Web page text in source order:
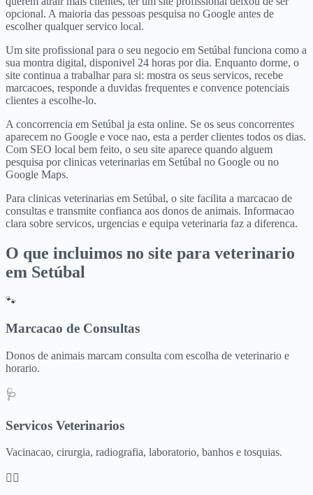
opcional. A maioria das pessoas pesquisa no Google antes de
escolher qualquer servico local.
Um site profissional para o seu negocio em Setúbal funciona como a
sua montra digital, disponivel 24 horas por dia. Enquanto dorme, o
site continua a trabalhar para si: mostra os seus servicos, recebe
marcacoes, responde a duvidas frequentes e convence potenciais
clientes a escolhe-lo.
A concorrencia em Setúbal ja esta online. Se os seus concorrentes
aparecem no Google e voce nao, esta a perder clientes todos os dias.
Com SEO local bem feito, o seu site aparece quando alguem
pesquisa por clinicas veterinarias em Setúbal no Google ou no
Google Maps.
Para clinicas veterinarias em Setúbal, o site facilita a marcacao de
consultas e transmite confianca aos donos de animais. Informacao
clara sobre servicos, urgencias e equipa veterinaria faz a diferenca.
O que incluimos no site para veterinario
em Setúbal
🐾
Marcacao de Consultas
Donos de animais marcam consulta com escolha de veterinario e
horario.
🩺
Servicos Veterinarios
Vacinacao, cirurgia, radiografia, laboratorio, banhos e tosquias.
👩‍⚕️